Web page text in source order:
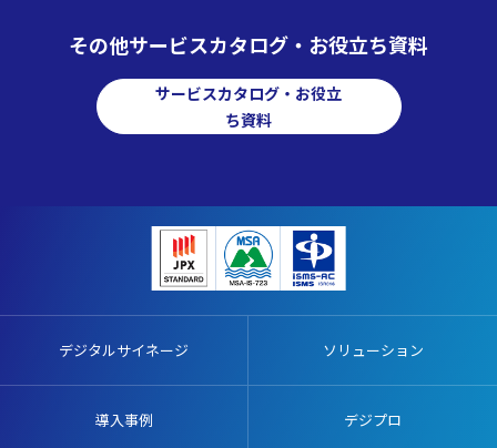
その他サービスカタログ・お役立ち資料
サービスカタログ・お役立
ち資料
デジタルサイネージ ソリューション
導入事例 デジプロ